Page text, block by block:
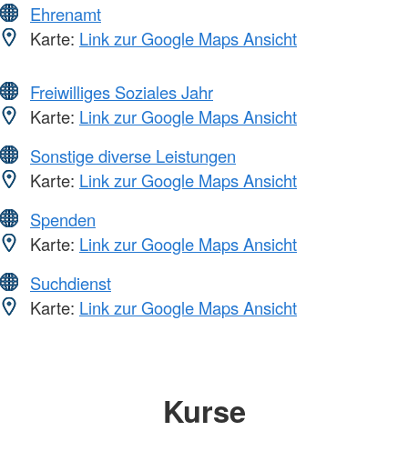
Ehrenamt
Karte: Link zur Google Maps Ansicht
Freiwilliges Soziales Jahr
Karte: Link zur Google Maps Ansicht
Sonstige diverse Leistungen
Karte: Link zur Google Maps Ansicht
Spenden
Karte: Link zur Google Maps Ansicht
Suchdienst
Karte: Link zur Google Maps Ansicht
Kurse